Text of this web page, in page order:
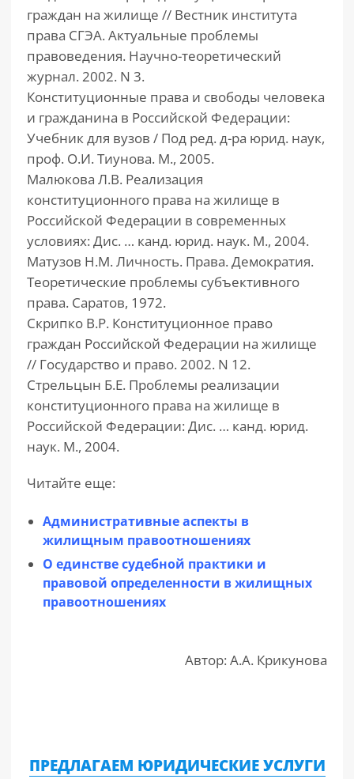
граждан на жилище // Вестник института
права СГЭА. Актуальные проблемы
правоведения. Научно-теоретический
журнал. 2002. N 3.
Конституционные права и свободы человека
и гражданина в Российской Федерации:
Учебник для вузов / Под ред. д-ра юрид. наук,
проф. О.И. Тиунова. М., 2005.
Малюкова Л.В. Реализация
конституционного права на жилище в
Российской Федерации в современных
условиях: Дис. … канд. юрид. наук. М., 2004.
Матузов Н.М. Личность. Права. Демократия.
Теоретические проблемы субъективного
права. Саратов, 1972.
Скрипко В.Р. Конституционное право
граждан Российской Федерации на жилище
// Государство и право. 2002. N 12.
Стрельцын Б.Е. Проблемы реализации
конституционного права на жилище в
Российской Федерации: Дис. … канд. юрид.
наук. М., 2004.
Читайте еще:
Административные аспекты в
жилищным правоотношениях
О единстве судебной практики и
правовой определенности в жилищных
правоотношениях
Автор: А.А. Крикунова
ПРЕДЛАГАЕМ ЮРИДИЧЕСКИЕ УСЛУГИ